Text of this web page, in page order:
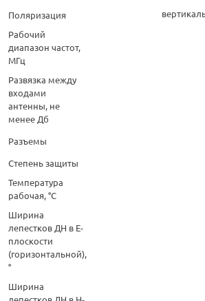
Поляризация
Рабочий
диапазон частот,
МГц
Развязка между
входами
антенны, не
менее Дб
Разъемы
Степень защиты
Температура
рабочая, °С
Ширина
лепестков ДН в Е-
плоскости
(горизонтальной),
°
Ширина